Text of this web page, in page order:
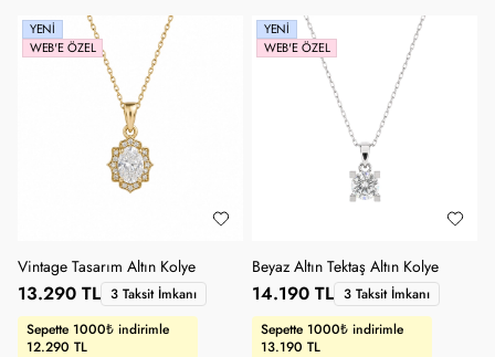
YENI
WEB'E ÖZEL
Vintage Tasarım Altın Kolye
Sepette 1000₺ indirimle
12.290 TL
13.290 TL 3 Taksit İmkanı
YENI
WEB'E ÖZEL
Beyaz Altın Tektaş Altın Kolye
Sepette 1000₺ indirimle
13.190 TL
14.190 TL 3 Taksit İmkanı